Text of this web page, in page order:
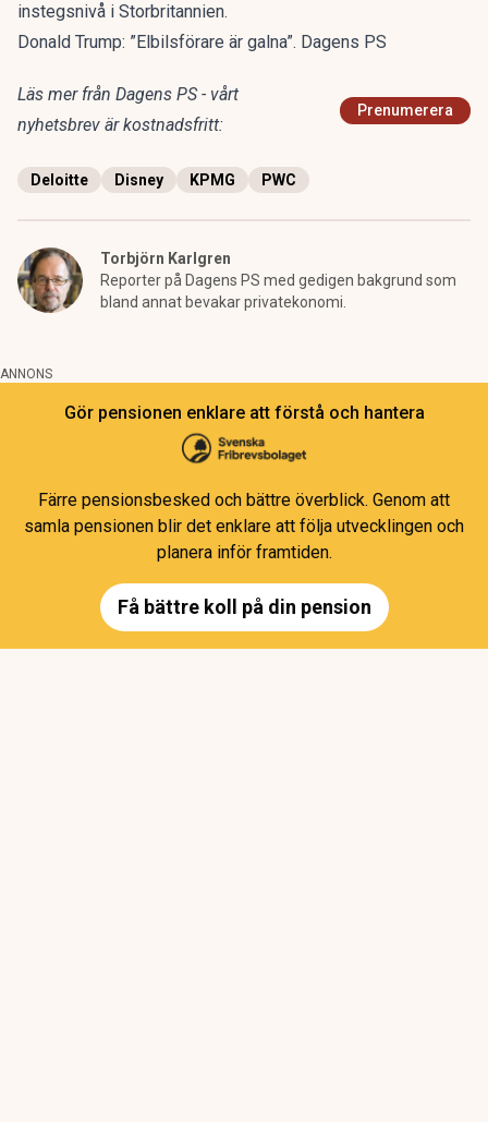
instegsnivå i Storbritannien.
Donald Trump: ”Elbilsförare är galna”. Dagens PS
Läs mer från Dagens PS - vårt
nyhetsbrev är kostnadsfritt:
Prenumerera
Deloitte Disney KPMG PWC
Torbjörn Karlgren
Reporter på Dagens PS med gedigen bakgrund som
bland annat bevakar privatekonomi.
ANNONS
Gör pensionen enklare att förstå och hantera
Färre pensionsbesked och bättre överblick. Genom att
samla pensionen blir det enklare att följa utvecklingen och
planera inför framtiden.
Få bättre koll på din pension